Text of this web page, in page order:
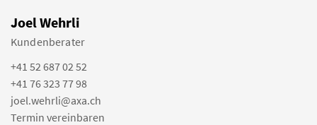
Joel Wehrli
Kundenberater
+41 52 687 02 52
+41 76 323 77 98
joel.wehrli@axa.ch
Termin vereinbaren